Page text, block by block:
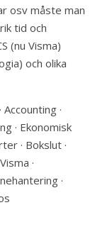
osv måste man
tid och
(nu Visma)
och olika
·
· Ekonomisk
· Bokslut ·
·
·